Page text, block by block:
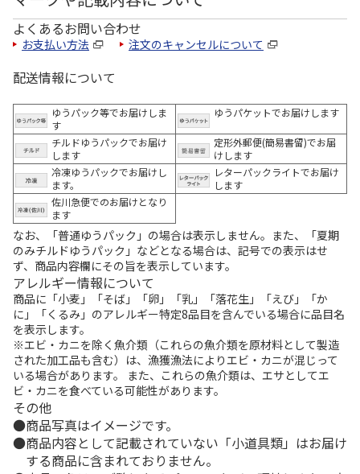
よくあるお問い合わせ
お支払い方法 注文のキャンセルについて
配送情報について
ゆうパック等でお届けしま
す
ゆうパケットでお届けします
チルドゆうパックでお届け
します
定形外郵便(簡易書留)でお届
けします
冷凍ゆうパックでお届けし
ます。
レターパックライトでお届け
します
佐川急便でのお届けとなり
ます
なお、「普通ゆうパック」の場合は表示しません。また、「夏期
のみチルドゆうパック」などとなる場合は、記号での表示はせ
ず、商品内容欄にその旨を表示しています。
アレルギー情報について
商品に「小麦」「そば」「卵」「乳」「落花生」「えび」「か
に」「くるみ」のアレルギー特定8品目を含んでいる場合に品目名
を表示します。
※エビ・カニを除く魚介類（これらの魚介類を原材料として製造
された加工品も含む）は、漁獲漁法によりエビ・カニが混じって
いる場合があります。 また、これらの魚介類は、エサとしてエ
ビ・カニを食べている可能性があります。
その他
商品写真はイメージです。
商品内容として記載されていない「小道具類」はお届け
する商品に含まれておりません。